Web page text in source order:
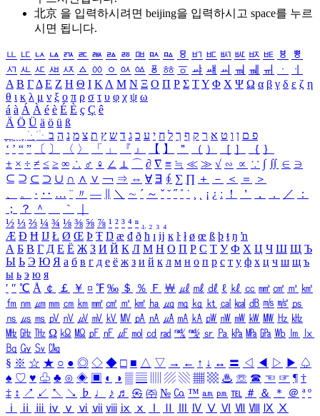
北京 을 입력하시려면 beijing을 입력하시고 space를 누르
시면 됩니다.
ㅥ ㅦ ㅧ ㅨ ㅩ ㅪ ㅫ ㅬ ㅭ ㅮ ㅯ ㅰ ㅱ ㅲ ㅳ ㅴ ㅵ ㅶ ㅷ ㅸ
ㅹ
ㅺ ㅻ ㅼ ㅽ ㅾ ㅿ ㆀ ㆁ ㆂ ㆃ ㆄ ㆅ ㆆ ㆇ ㆈ ㆉ ㆊ ㆋ ㆌ ㆍ
ㆎ
Α Β ΓΔ Ε Ζ Η Θ Ι ΚΛ Μ Ν Ξ Ο Π Ρ Σ ΤΥ Φ Χ Ψ Ω α β γ δ ε ζ η
θ ι κ λ μ ν ξ ο π ρ σ τ υ φ χ ψ ω
á à Á À é è É È ç Ç ê
Ä Ö Ü ä ö ü ß
ִֶֹ ֻּ ׁׂ פ ם ן ו ט א ר ק ף ך ל ח י ע כ ג ד ש ץ ת צ מ נ ה ב
‘ ’ “ ” 〔 〕 〈 〉 「 」 『 』 【 】 ＂ （ ） ［ ］ ｛ ｝
± × ÷ ≠ ≤ ≥ ∞ ∴ ♂ ♀ ∠ ⊥ ⌒ ∂ ∇ ≡ ≒ ≪ ≫ √ ∽ ∝ ∵ ∫ ∬ ∈ ∋
⊆ ⊇ ⊂ ⊃ ∪ ∩ ∧ ∨ ￢ ⇒ ⇔ ∀ ∃ ∮ ∑ ∏ ＋ － ＜ ＝
＞
、
。 · ‥ … ¨ 〃 ― ＼ ∼ ´ ～ ˇ ˘ ˝ ˚ ˙ ¸ ¡ ¿ ː ！ ＇ ， ． ／
：
；
？ ＾ ｀
½ ⅓ ⅔ ¼ ¾ ⅛ ⅜ ⅝ ⅞ ¹ ² ³ ⁴ ⁿ ₁ ₂ ₃ ₄
Æ Ð Ħ Ĳ Ł Ø Œ Þ Ŧ Ŋ æ đ ð ħ ı ĳ ĸ ŀ ł ø œ ß þ ŧ ŋ ŉ
А Б В Г Д Е Ё Ж З И Й К Л М Н О П Р С Т У Ф Х Ц Ч Ш Щ Ъ
Ы Ь Э Ю Я а б в г д е ё ж з и й к л м н о п р с т у ф х ц ч ш щ ъ
ы ь э ю я
′ ″ ℃ Å ￠ ￡ ￥ ¤ ℉ ‰ ＄ ％ Ｆ ￦ ㎕ ㎖ ㎗ ℓ ㎘ ㏄ ㎣ ㎤ ㎥ ㎦
㎙ ㎚ ㎛ ㎜ ㎝ ㎞ ㎟ ㎠ ㎡ ㎢ ㏊ ㎍ ㎎ ㎏ ㏏ ㎈ ㎉ ㏈ ㎧ ㎨ ㎰
㎱ ㎲ ㎳ ㎴ ㎵ ㎶ ㎷ ㎸ ㎹ ㎀ ㎁ ㎂ ㎃ ㎄ ㎺ ㎻ ㎽ ㎾ ㎿ ㎐ ㎑
㎒ ㎓ ㎔ Ω ㏀ ㏁ ㎊ ㎋ ㎌ ㏖ ㏅ ㎭ ㎮ ㎯ ㏛ ㎩ ㎪ ㎫ ㎬ ㏝ ㏐
㏓
㏃ ㏉ ㏜ ㏆
§ ※ ☆ ★ ○ ● ◎ ◇ ◆ □ ■ △ ▽ → ← ↑ ↓ ↔ 〓 ◁ ◀ ▷ ▶ ♤
♠ ♡ ♥ ♧ ♣ ⊙ ◈ ▣ ◐ ◑ ▒ ▤ ▨ ▧ ▦ ▩ ♨ ☏ ☎ ☜ ☞ ¶ †
‡ ↕ ↗ ↙ ↖ ↘ ♭ ♩ ♪ ♬ ㉿ ㈜ № ㏇ ™ ㏂ ㏘ ℡ ＃ ＆ ＊ ＠ ª º
ⅰ
ⅱ ⅲ ⅳ ⅴ ⅵ ⅶ ⅷ ⅸ ⅹ Ⅳ Ⅴ Ⅵ Ⅶ Ⅷ Ⅸ Ⅹ